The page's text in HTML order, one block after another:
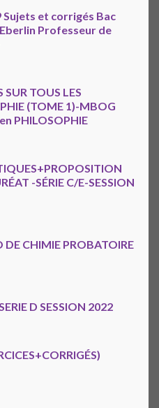
Sujets et corrigés Bac
Professeur de
SUR TOUS LES
(TOME 1)-MBOG
PHILOSOPHIE
-SÉRIE C/E-SESSION
DE CHIMIE PROBATOIRE
D SESSION 2022